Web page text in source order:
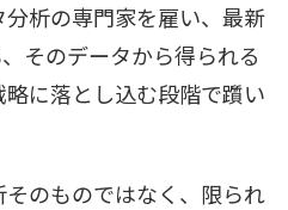
析の専門家を雇い、最新
そのデータから得られる
に落とし込む段階で躓い
のものではなく、限られ